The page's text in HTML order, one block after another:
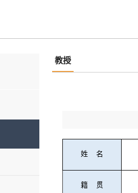
教授
姓 名
籍 贯